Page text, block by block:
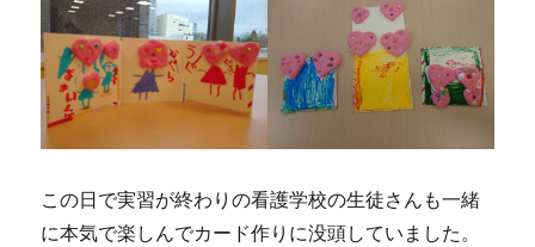
この日で実習が終わりの看護学校の生徒さんも一緒
に本気で楽しんでカード作りに没頭していました。